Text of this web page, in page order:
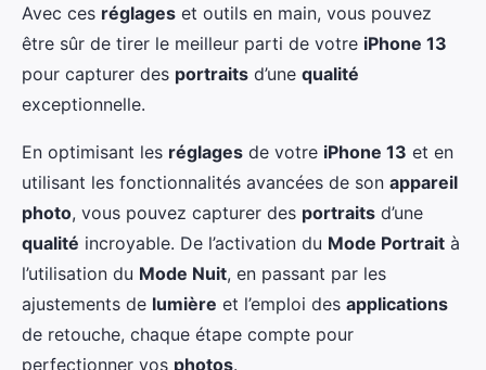
Avec ces réglages et outils en main, vous pouvez
être sûr de tirer le meilleur parti de votre iPhone 13
pour capturer des portraits d’une qualité
exceptionnelle.
En optimisant les réglages de votre iPhone 13 et en
utilisant les fonctionnalités avancées de son appareil
photo, vous pouvez capturer des portraits d’une
qualité incroyable. De l’activation du Mode Portrait à
l’utilisation du Mode Nuit, en passant par les
ajustements de lumière et l’emploi des applications
de retouche, chaque étape compte pour
perfectionner vos photos.